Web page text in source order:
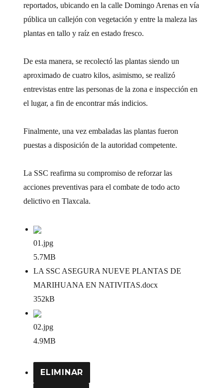
reportados, ubicando en la calle Domingo Arenas en vía
pública un callejón con vegetación y entre la maleza las
plantas en tallo y raíz en estado fresco.
De esta manera, se recolectó las plantas siendo un
aproximado de cuatro kilos, asimismo, se realizó
entrevistas entre las personas de la zona e inspección en
el lugar, a fin de encontrar más indicios.
Finalmente, una vez embaladas las plantas fueron
puestas a disposición de la autoridad competente.
La SSC reafirma su compromiso de reforzar las
acciones preventivas para el combate de todo acto
delictivo en Tlaxcala.
01 .jpg
5.7MB
LA SSC ASEGURA NUEVE PLANTAS DE
MARIHUANA EN NATIVITAS.docx
352kB
02.jpg
4.9MB
ELIMINAR